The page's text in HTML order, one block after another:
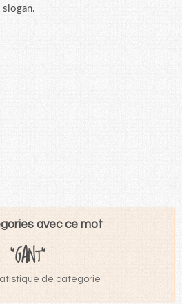
slogan.
avec ce mot
"GANT"
de catégorie